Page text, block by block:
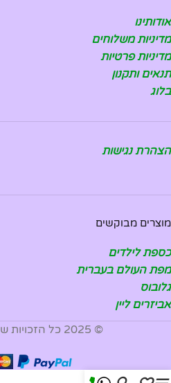
אודותינו
מדיניות משלוחים
מדיניות פרטיות
תנאים ותקנון
בלוג
הצהרת נגישות
מוצרים מבוקשים
כספת לילדים
מפת העולם בעברית
גלובוס
אביזרים ליין
© 2025 כל הזכויות שמורות לתן גיפט